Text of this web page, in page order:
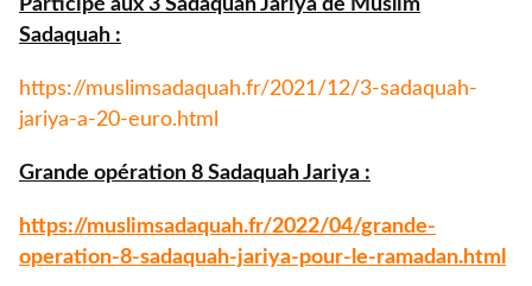
Participé aux 3 Sadaquah Jariya de Muslim
Sadaquah :
https://muslimsadaquah.fr/2021/12/3-sadaquah-
jariya-a-20-euro.html
Grande opération 8 Sadaquah Jariya :
https://muslimsadaquah.fr/2022/04/grande-
operation-8-sadaquah-jariya-pour-le-ramadan.html